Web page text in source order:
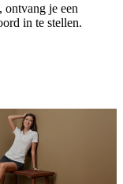
je een
in te stellen.